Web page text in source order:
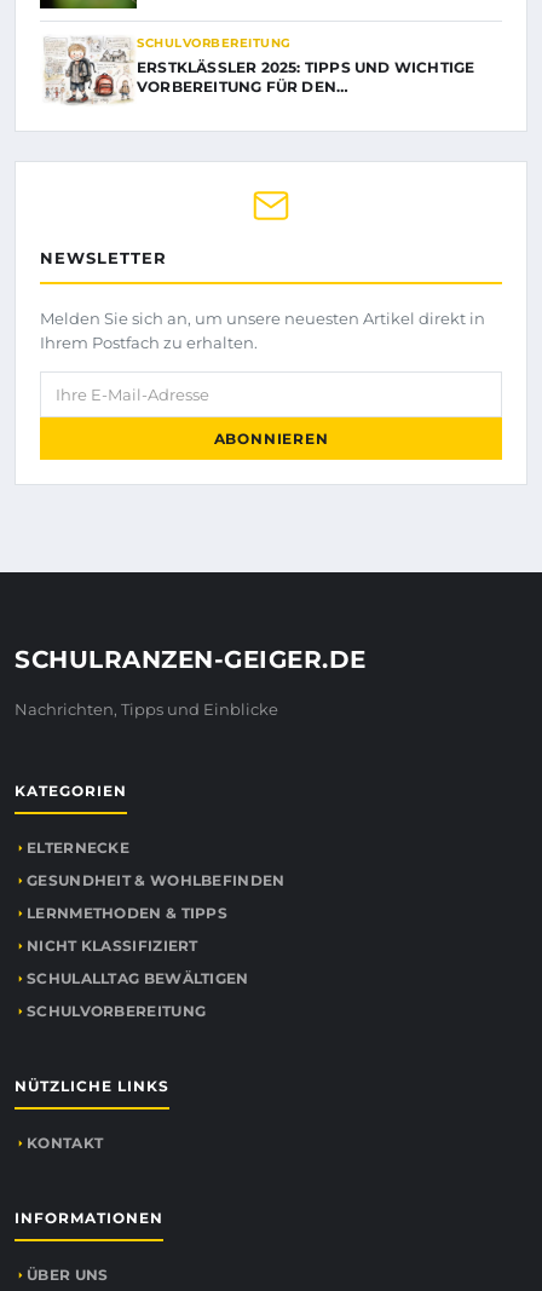
SCHULVORBEREITUNG
ERSTKLÄSSLER 2025: TIPPS UND WICHTIGE
VORBEREITUNG FÜR DEN…
NEWSLETTER
Melden Sie sich an, um unsere neuesten Artikel direkt in
Ihrem Postfach zu erhalten.
Ihre E-Mail-Adresse
ABONNIEREN
SCHULRANZEN-GEIGER.DE
Nachrichten, Tipps und Einblicke
KATEGORIEN
ELTERNECKE
GESUNDHEIT & WOHLBEFINDEN
LERNMETHODEN & TIPPS
NICHT KLASSIFIZIERT
SCHULALLTAG BEWÄLTIGEN
SCHULVORBEREITUNG
NÜTZLICHE LINKS
KONTAKT
INFORMATIONEN
ÜBER UNS